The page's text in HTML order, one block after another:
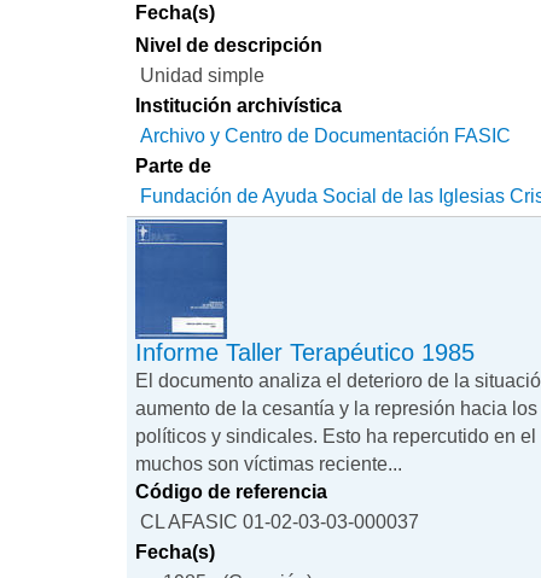
Fecha(s)
Nivel de descripción
Unidad simple
Institución archivística
Archivo y Centro de Documentación FASIC
Parte de
Fundación de Ayuda Social de las Iglesias
Informe Taller Terapéutico 1985
El documento analiza el deterioro de la
aumento de la cesantía y la represión hacia
políticos y sindicales. Esto ha repercutido en
muchos son víctimas reciente...
Código de referencia
CL AFASIC 01-02-03-03-000037
Fecha(s)